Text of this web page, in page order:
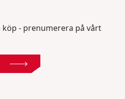
köp - prenumerera på vårt